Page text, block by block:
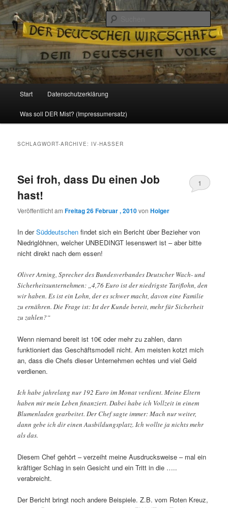
Reizzentrum
Politik, Wirtschaft, Soziales und Gesellschaft
Zum
Inhalt
Zum
sekundären
Start Datenschutzerklärung
Was soll DER Mist? (Impressumersatz)
SCHLAGWORT-ARCHIVE: IV-HASSER
Sei froh, dass Du einen Job
hast!
Veröffentlicht amFreitag 26 Februar , 2010vonHolger
1
In derSüddeutschen findet sich ein Bericht über Bezieher von
Niedriglöhnen, welcher UNBEDINGT lesenswert ist – aber bitte
nicht direkt nach dem essen!
Oliver Arning, Sprecher des Bundesverbandes Deutscher Wach- und
Sicherheitsunternehmen: „4,76 Euro ist der niedrigste Tariflohn, den
wir haben. Es ist ein Lohn, der es schwer macht, davon eine Familie
zu ernähren. Die Frage ist: Ist der Kunde bereit, mehr für Sicherheit
zu zahlen?“
Wenn niemand bereit ist 10€ oder mehr zu zahlen, dann
funktioniert das Geschäftsmodell nicht. Am meisten kotzt mich
an, dass die Chefs dieser Unternehmen echtes und viel Geld
verdienen.
Ich habe jahrelang nur 192 Euro im Monat verdient. Meine Eltern
haben mir mein Leben finanziert. Dabei habe ich Vollzeit in einem
Blumenladen gearbeitet. Der Chef sagte immer: Mach nur weiter,
dann gebe ich dir einen Ausbildungsplatz. Ich wollte ja nichts mehr
als das.
Diesem Chef gehört – verzeiht meine Ausdrucksweise – mal ein
kräftiger Schlag in sein Gesicht und ein Tritt in die …..
verabreicht.
Der Bericht bringt noch andere Beispiele. Z.B. vom Roten Kreuz,